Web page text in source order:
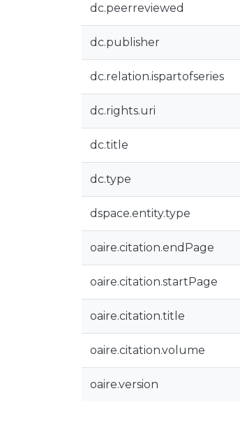
dc.peerreviewed
dc.publisher
dc.relation.ispartofseries
dc.rights.uri
dc.title
dc.type
dspace.entity.type
oaire.citation.endPage
oaire.citation.startPage
oaire.citation.title
oaire.citation.volume
oaire.version